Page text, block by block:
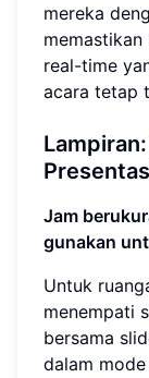
mereka
real-time
acara tetap
Jam
gunakan
Untuk
menempati
bersama
dalam